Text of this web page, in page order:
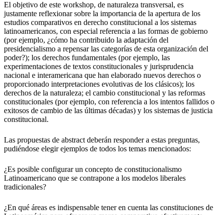
El objetivo de este workshop, de naturaleza transversal, es
justamente reflexionar sobre la importancia de la apertura de los
estudios comparativos en derecho constitucional a los sistemas
latinoamericanos, con especial referencia a las formas de gobierno
(por ejemplo, ¿cómo ha contribuido la adaptación del
presidencialismo a repensar las categorías de esta organización del
poder?); los derechos fundamentales (por ejemplo, las
experimentaciones de textos constitucionales y jurisprudencia
nacional e interamericana que han elaborado nuevos derechos o
proporcionado interpretaciones evolutivas de los clásicos); los
derechos de la naturaleza; el cambio constitucional y las reformas
constitucionales (por ejemplo, con referencia a los intentos fallidos o
exitosos de cambio de las últimas décadas) y los sistemas de justicia
constitucional.
Las propuestas de abstract deberán responder a estas preguntas,
pudiéndose elegir ejemplos de todos los temas mencionados:
¿Es posible configurar un concepto de constitucionalismo
Latinoamericano que se contrapone a los modelos liberales
tradicionales?
¿En qué áreas es indispensable tener en cuenta las constituciones de